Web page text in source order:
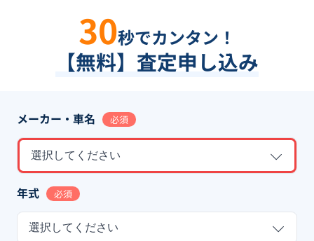
30秒でカンタン！
【無料】査定申し込み
メーカー・車名 必須
選択してください
年式 必須
選択してください